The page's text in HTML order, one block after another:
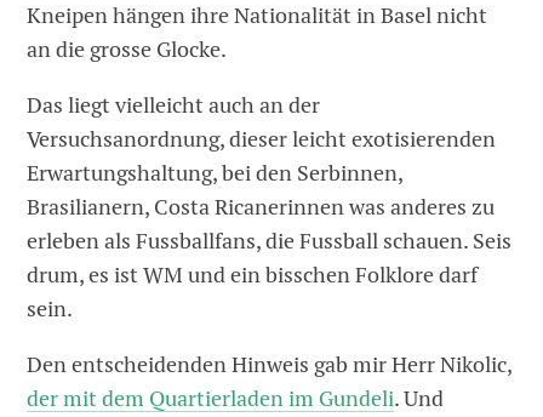
Kneipen hängen ihre Nationalität in Basel nicht
an die grosse Glocke.
Das liegt vielleicht auch an der
Versuchsanordnung, dieser leicht exotisierenden
Erwartungshaltung, bei den Serbinnen,
Brasilianern, Costa Ricanerinnen was anderes zu
erleben als Fussballfans, die Fussball schauen. Seis
drum, es ist WM und ein bisschen Folklore darf
sein.
Den entscheidenden Hinweis gab mir Herr Nikolic,
der mit dem Quartierladen im Gundeli. Und